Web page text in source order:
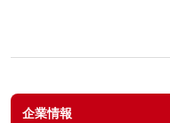
企業情報